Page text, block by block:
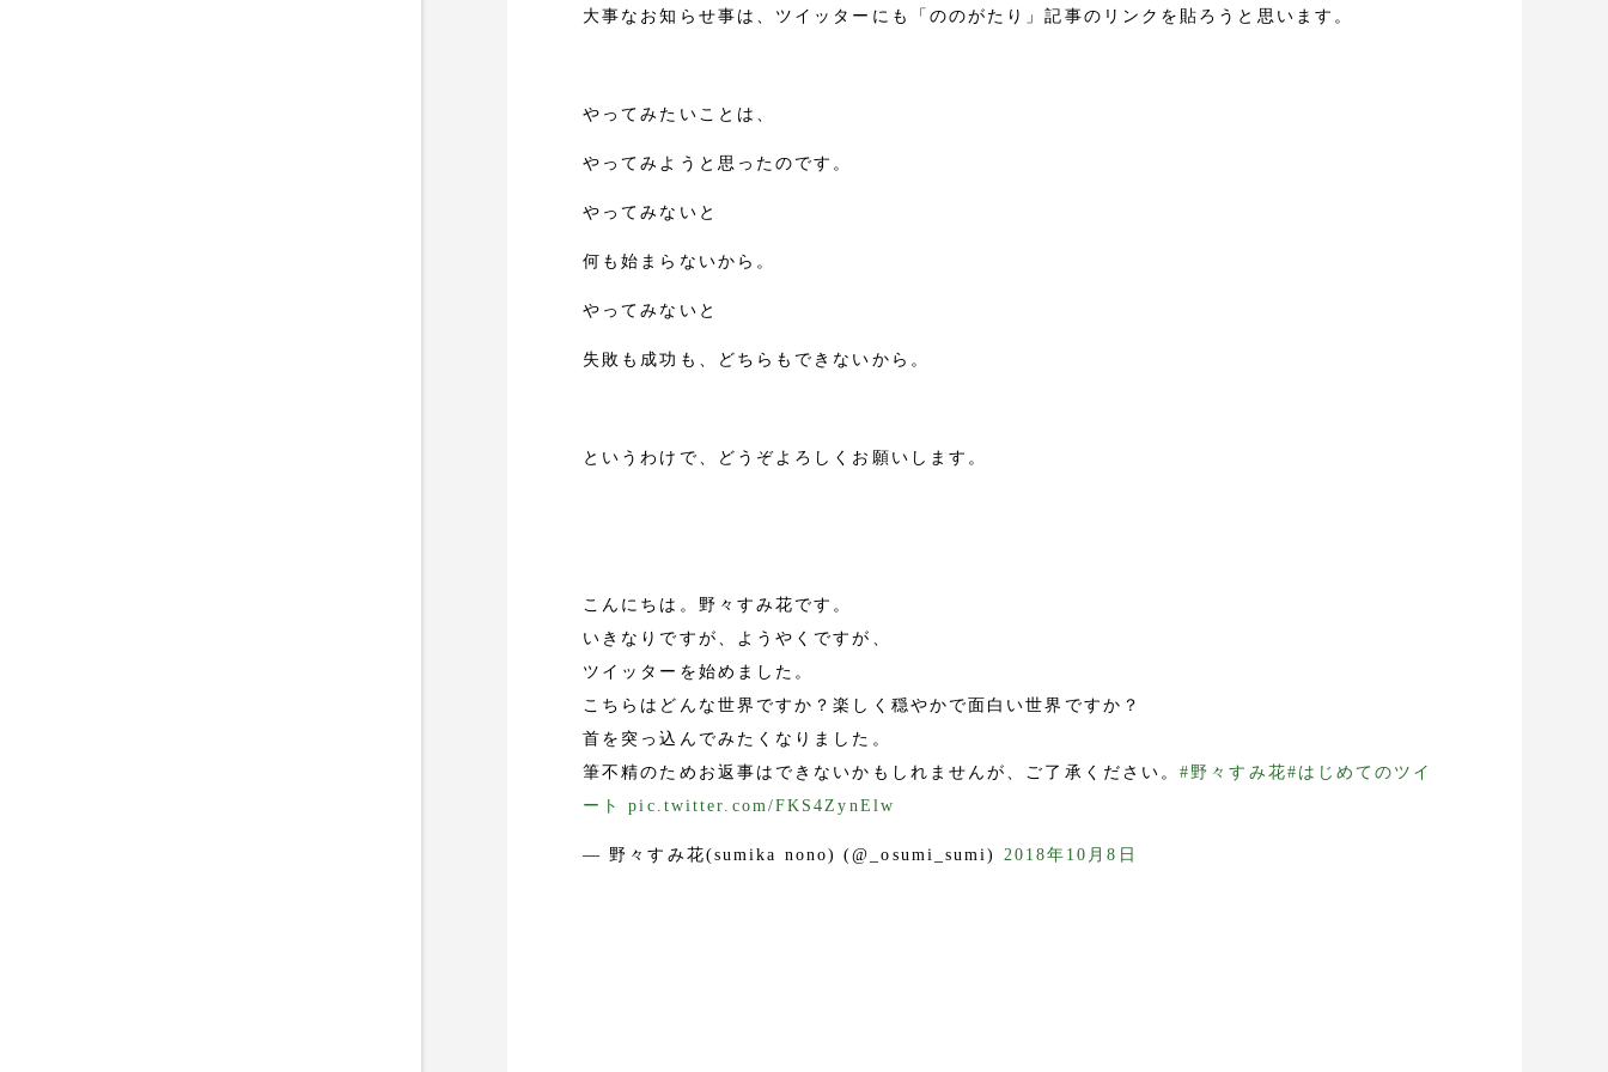
大事なお知らせ事は、ツイッターにも「ののがたり」記事のリンクを貼ろうと思います。
やってみたいことは、
やってみようと思ったのです。
やってみないと
何も始まらないから。
やってみないと
失敗も成功も、どちらもできないから。
というわけで、どうぞよろしくお願いします。
こんにちは。野々すみ花です。
いきなりですが、ようやくですが、
ツイッターを始めました。
こちらはどんな世界ですか？楽しく穏やかで面白い世界ですか？
首を突っ込んでみたくなりました。
筆不精のためお返事はできないかもしれませんが、ご了承ください。#野々すみ花#はじめてのツイ
ート
pic.twitter.com/FKS4ZynElw
— 野々すみ花(sumika nono) (@_osumi_sumi) 2018年10月8日